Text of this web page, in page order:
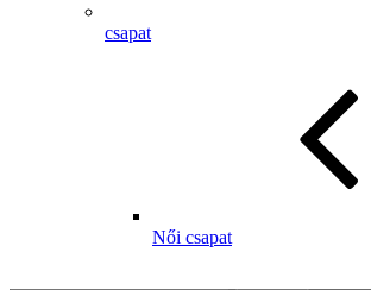
csapat
Női csapat